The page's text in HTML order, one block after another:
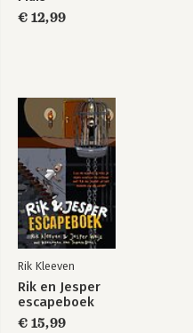
€ 12,99
Rik Kleeven
Rik en Jesper
escapeboek
€ 15,99